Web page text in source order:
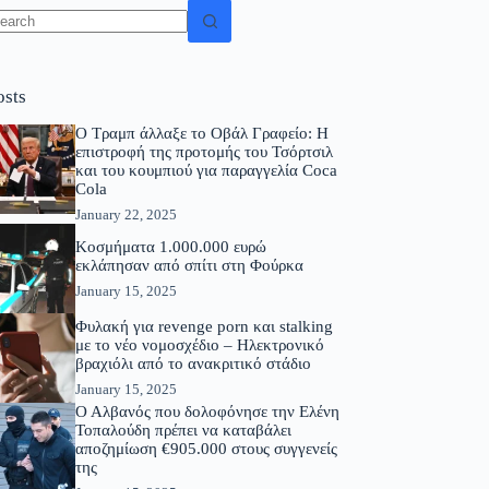
Ο Τραμπ άλλαξε το Οβάλ Γραφείο: Η
επιστροφή της προτομής του Τσόρτσιλ
και του κουμπιού για παραγγελία Coca
Cola
January 22, 2025
Κοσμήματα 1.000.000 ευρώ
εκλάπησαν από σπίτι στη Φούρκα
January 15, 2025
Φυλακή για revenge porn και stalking
με το νέο νομοσχέδιο – Ηλεκτρονικό
βραχιόλι από το ανακριτικό στάδιο
January 15, 2025
Ο Αλβανός που δολοφόνησε την Ελένη
Τοπαλούδη πρέπει να καταβάλει
αποζημίωση €905.000 στους συγγενείς
της